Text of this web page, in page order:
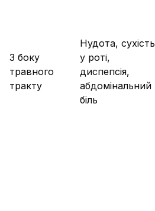
З боку
травного
тракту
Нудота, сухість
у роті,
диспепсія,
абдомінальний
біль